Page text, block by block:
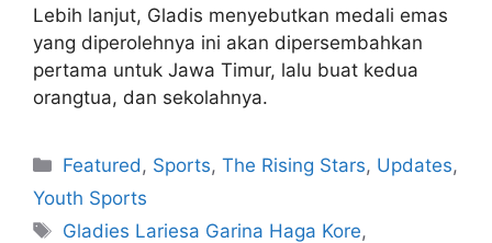
Lebih lanjut, Gladis menyebutkan medali emas
yang diperolehnya ini akan dipersembahkan
pertama untuk Jawa Timur, lalu buat kedua
orangtua, dan sekolahnya.
Featured , Sports,The Rising Stars, Updates,
Youth Sports
Gladies Lariesa Garina Haga Kore,